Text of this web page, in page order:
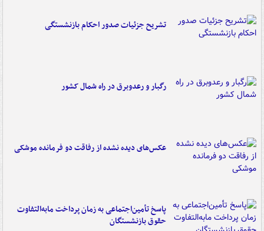
تشریح جزئیات صدور احکام بازنشستگی
رگبار و رعدوبرق در راه شمال کشور
عکس‌های دیده نشده از رفاقت دو فرمانده‌ موشکی
پاسخ تأمین‌اجتماعی به زمان پرداخت مابه‌التفاوت
حقوق بازنشستگان